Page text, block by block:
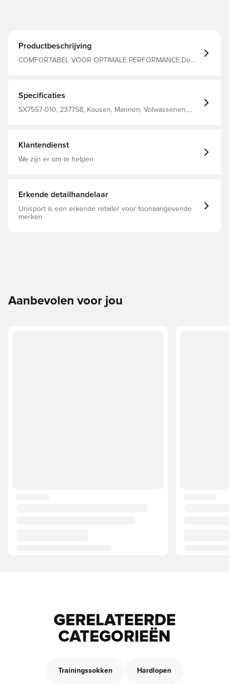
Productbeschrijving
COMFORTABEL VOOR OPTIMALE PERFORMANCE.De
comfortabele, aansluitende pasvorm die ideaal is voor
verschillende soorten runs.PluspuntenZweetafvoerende
technologie houdt je droog en
polyester/42% nylon/5%
Specificaties
SX7557-010, 237758, Kousen, Mannen, Volwassenen,
Klantendienst
We zijn er om te helpen
Erkende detailhandelaar
Unisport is een erkende retailer voor toonaangevende
merken
Aanbevolen voor jou
GERELATEERDE
CATEGORIEËN
Trainingssokken Hardlopen